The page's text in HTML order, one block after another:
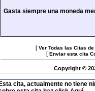
Gasta siempre una moneda
[ Ver Todas las Citas
[ Enviar esta cita
Copyright ©
Esta cita, actualmente no tiene